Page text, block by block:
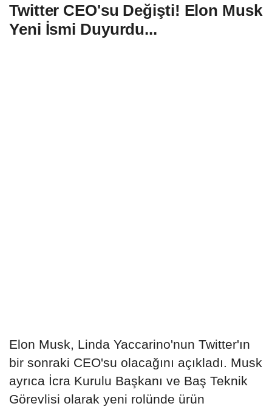
Twitter CEO'su Değişti! Elon Musk
Yeni İsmi Duyurdu...
Elon Musk, Linda Yaccarino'nun Twitter'ın
bir sonraki CEO'su olacağını açıkladı. Musk
ayrıca İcra Kurulu Başkanı ve Baş Teknik
Görevlisi olarak yeni rolünde ürün